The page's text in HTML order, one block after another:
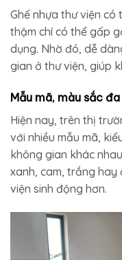
Ghế nhựa thư viện có
thậm chí có thể gấp
dụng. Nhờ đó, dễ
gian ở thư viện, giúp
Mẫu mã, màu sắc
Hiện nay, trên thị
với nhiều mẫu mã,
không gian khác
xanh, cam, trắng hay
viện sinh động hơn.